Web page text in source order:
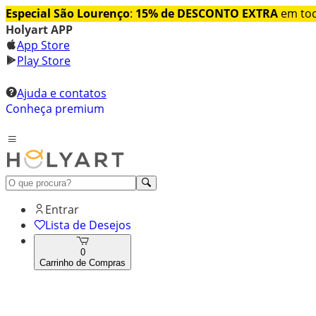
Especial São Lourenço: 15% de DESCONTO EXTRA em
Holyart APP
App Store
Play Store
Ajuda e contatos
Conheça premium
Entrar
Lista de Desejos
0
Carrinho de Compras